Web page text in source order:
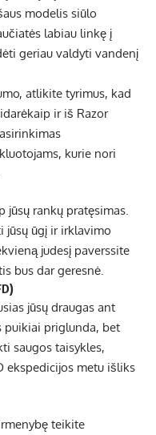
modelis siūlo
labiau linkę į
geriau valdyti vandenį
atlikite tyrimus, kad
kaip ir iš Razor
kurie nori
jūsų rankų pratęsimas.
jūsų ūgį ir irklavimo
judesį paverssite
bus dar geresnė.
jūsų draugas ant
puikiai priglunda, bet
saugos taisykles,
ekspedicijos metu išliks
teikite